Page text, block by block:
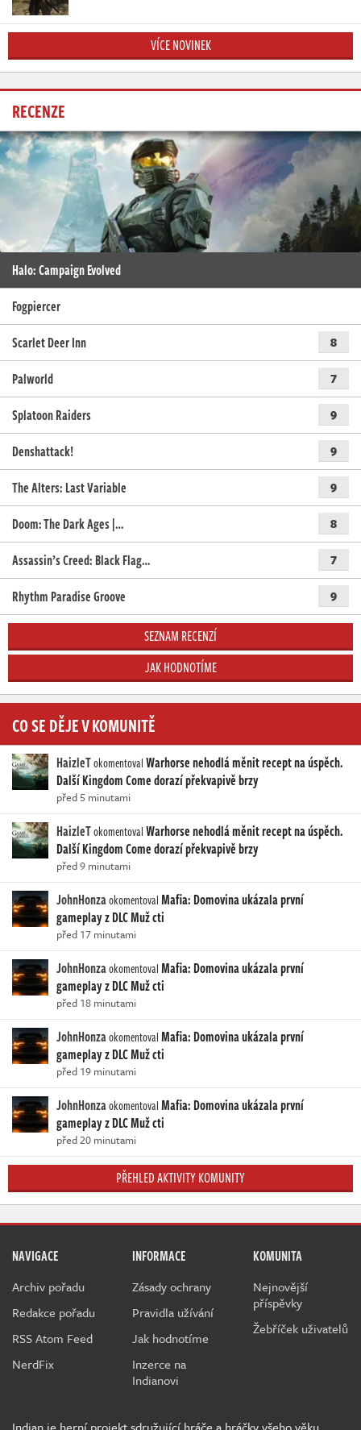
VÍCE NOVINEK
RECENZE
Halo: Campaign Evolved
Fogpiercer
Scarlet Deer Inn
8
Palworld 7
Splatoon Raiders 9
Denshattack! 9
The Alters: Last Variable 9
Doom: The Dark Ages |… 8
Assassin’s Creed: Black Flag… 7
Rhythm Paradise Groove 9
SEZNAM RECENZÍ
JAK HODNOTÍME
CO SE DĚJE V KOMUNITĚ
HaizleTokomentovalWarhorse nehodlá měnit recept na úspěch.
Další Kingdom Come dorazí překvapivě brzy
před 5 minutami
HaizleTokomentovalWarhorse nehodlá měnit recept na úspěch.
Další Kingdom Come dorazí překvapivě brzy
před 9 minutami
JohnHonzaokomentovalMafia: Domovina ukázala první
gameplay z DLC Muž cti
před 17 minutami
JohnHonzaokomentovalMafia: Domovina ukázala první
gameplay z DLC Muž cti
před 18 minutami
JohnHonzaokomentovalMafia: Domovina ukázala první
gameplay z DLC Muž cti
před 19 minutami
JohnHonzaokomentovalMafia: Domovina ukázala první
gameplay z DLC Muž cti
před 20 minutami
PŘEHLED AKTIVITY KOMUNITY
NAVIGACE
Archiv pořadu
Redakce pořadu
RSS Atom Feed
NerdFix
INFORMACE
Zásady ochrany
Pravidla užívání
Jak hodnotíme
Inzerce na
Indianovi
KOMUNITA
Nejnovější
příspěvky
Žebříček uživatelů